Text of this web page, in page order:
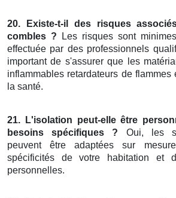
20. Existe-t-il des risques
combles ? Les risques sont
effectuée par des professionnels
important de s'assurer que les
inflammables retardateurs de flammes
la santé.
21. L'isolation peut-elle être
besoins spécifiques ? Oui, les
peuvent être adaptées sur
spécificités de votre habitation et
personnelles.